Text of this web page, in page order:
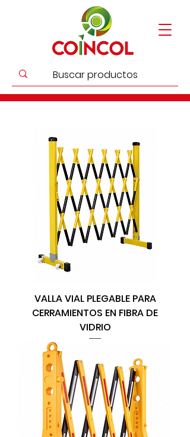
VALLA VIAL PLEGABLE PARA
CERRAMIENTOS EN FIBRA DE
VIDRIO